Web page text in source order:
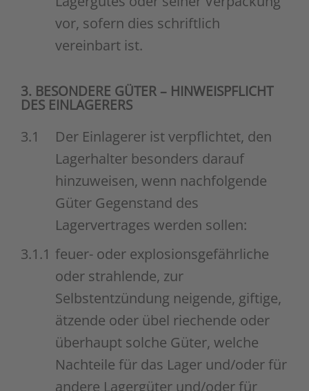
vor, sofern dies schriftlich
vereinbart ist.
3. BESONDERE GÜTER – HINWEISPFLICHT
DES EINLAGERERS
3.1
Der Einlagerer ist verpflichtet, den
Lagerhalter besonders darauf
hinzuweisen, wenn nachfolgende
Güter Gegenstand des
Lagervertrages werden sollen:
3.1.1 feuer- oder explosionsgefährliche
oder strahlende, zur
Selbstentzündung neigende, giftige,
ätzende oder übel riechende oder
überhaupt solche Güter, welche
Nachteile für das Lager und/oder für
andere Lagergüter und/oder für